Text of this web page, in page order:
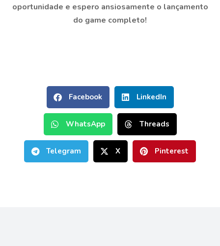
oportunidade e espero ansiosamente o lançamento
do game completo!
Facebook LinkedIn
WhatsApp Threads
Telegram X Pinterest